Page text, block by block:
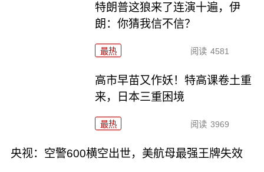
特朗普这狼来了连演十遍，伊
朗：你猜我信不信？
最热 阅读 4581
高市早苗又作妖！特高课卷土重
来，日本三重困境
最热 阅读 3969
央视：空警600横空出世，美航母最强王牌失效